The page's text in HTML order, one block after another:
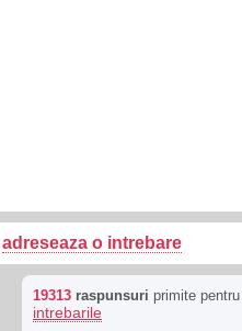
adreseaza o intrebare
19313 raspunsuri primite
intrebarile